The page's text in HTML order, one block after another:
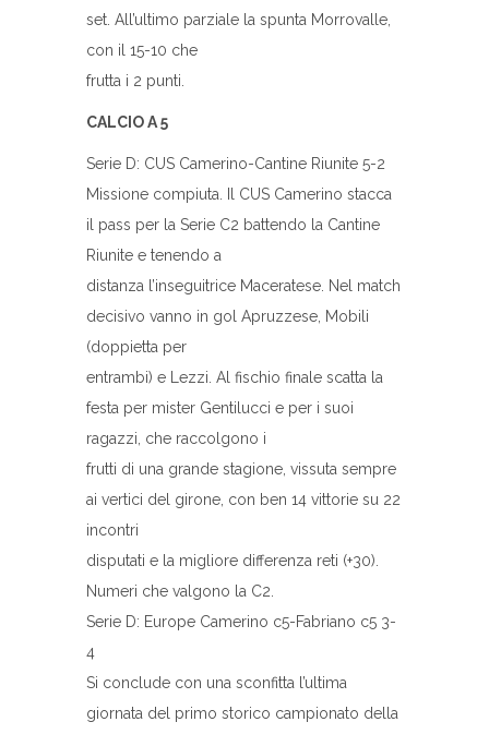
set. All’ultimo parziale la spunta Morrovalle,
con il 15-10 che
frutta i 2 punti.
CALCIO A 5
Serie D: CUS Camerino-Cantine Riunite 5-2
Missione compiuta. Il CUS Camerino stacca
il pass per la Serie C2 battendo la Cantine
Riunite e tenendo a
distanza l’inseguitrice Maceratese. Nel match
decisivo vanno in gol Apruzzese, Mobili
(doppietta per
entrambi) e Lezzi. Al fischio finale scatta la
festa per mister Gentilucci e per i suoi
ragazzi, che raccolgono i
frutti di una grande stagione, vissuta sempre
ai vertici del girone, con ben 14 vittorie su 22
incontri
disputati e la migliore differenza reti (+30).
Numeri che valgono la C2.
Serie D: Europe Camerino c5-Fabriano c5 3-
4
Si conclude con una sconfitta l’ultima
giornata del primo storico campionato della